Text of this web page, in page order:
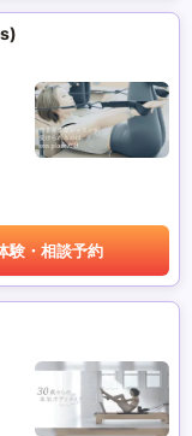
験・相談予約